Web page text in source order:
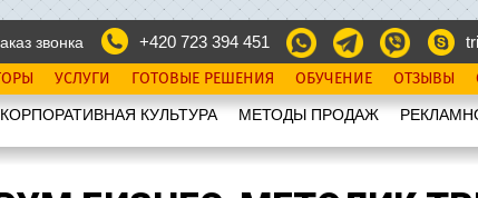
звонка +420 723 394 451
УСЛУГИ ГОТОВЫЕ РЕШЕНИЯ ОБУЧЕНИЕ ОТЗЫВЫ
КОРПОРАТИВНАЯ КУЛЬТУРА МЕТОДЫ ПРОДАЖ